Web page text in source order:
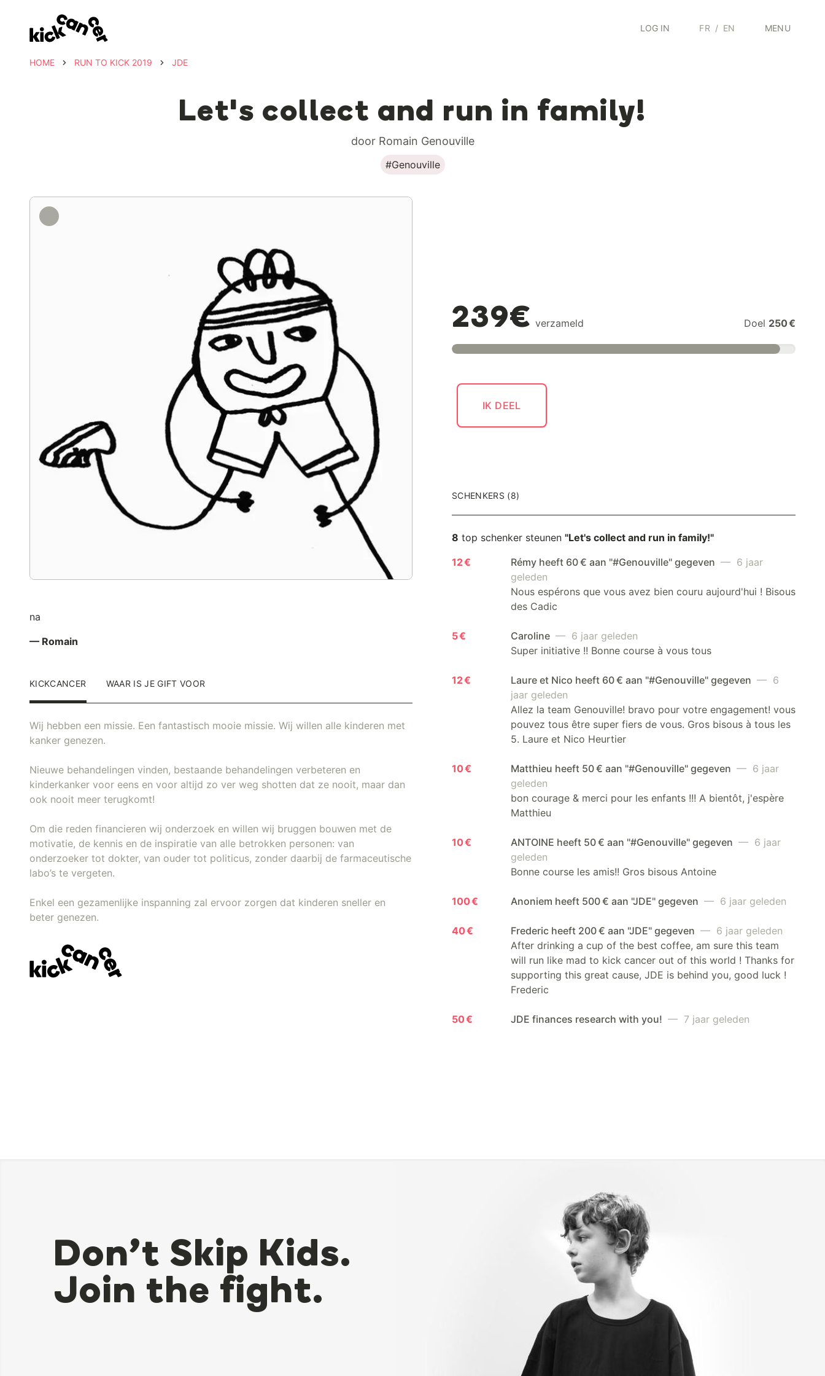
LOG IN FR / EN MENU
HOME RUN TO KICK 2019 JDE
Let's collect and run in family!
door Romain Genouville
#Genouville
239€ verzameld Doel 250 €
IK DEEL
na
— Romain
KICKCANCER WAAR IS JE GIFT VOOR
Wij hebben een missie. Een fantastisch mooie missie. Wij willen alle kinderen met
kanker genezen.
Nieuwe behandelingen vinden, bestaande behandelingen verbeteren en
kinderkanker voor eens en voor altijd zo ver weg shotten dat ze nooit, maar dan
ook nooit meer terugkomt!
Om die reden financieren wij onderzoek en willen wij bruggen bouwen met de
motivatie, de kennis en de inspiratie van alle betrokken personen: van
onderzoeker tot dokter, van ouder tot politicus, zonder daarbij de farmaceutische
labo’s te vergeten.
Enkel een gezamenlijke inspanning zal ervoor zorgen dat kinderen sneller en
beter genezen.
SCHENKERS (8)
8 top schenker steunen "Let's collect and run in family!"
12 €
Rémy heeft 60 € aan "#Genouville" gegeven — 6 jaar
geleden
Nous espérons que vous avez bien couru aujourd'hui ! Bisous
des Cadic
5 € Caroline — 6 jaar geleden
Super initiative !! Bonne course à vous tous
12 € Laure et Nico heeft 60 € aan "#Genouville" gegeven — 6
jaar geleden
Allez la team Genouville! bravo pour votre engagement! vous
pouvez tous être super fiers de vous. Gros bisous à tous les
5. Laure et Nico Heurtier
10 € Matthieu heeft 50 € aan "#Genouville" gegeven — 6 jaar
geleden
bon courage & merci pour les enfants !!! A bientôt, j'espère
Matthieu
10 € ANTOINE heeft 50 € aan "#Genouville" gegeven — 6 jaar
geleden
Bonne course les amis!! Gros bisous Antoine
100 € Anoniem heeft 500 € aan "JDE" gegeven — 6 jaar geleden
40 € Frederic heeft 200 € aan "JDE" gegeven — 6 jaar geleden
After drinking a cup of the best coffee, am sure this team
will run like mad to kick cancer out of this world ! Thanks for
supporting this great cause, JDE is behind you, good luck !
Frederic
50 € JDE finances research with you! — 7 jaar geleden
Don’t Skip Kids.
Join the fight.